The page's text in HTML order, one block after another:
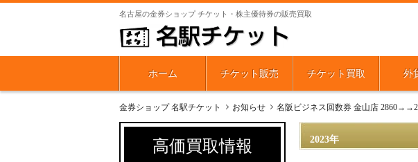
名古屋の金券ショップ チケット・株主優待券の販売買取
ホーム チケット販売 チケット買取 外
金券ショップ 名駅チケット お知らせ 名阪ビジネス回数券 金山店
2023年
高価買取情報